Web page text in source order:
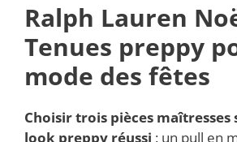
Ralph Lauren
Tenues preppy
mode des fêtes
Choisir trois pièces
look preppy réussi : un pull en